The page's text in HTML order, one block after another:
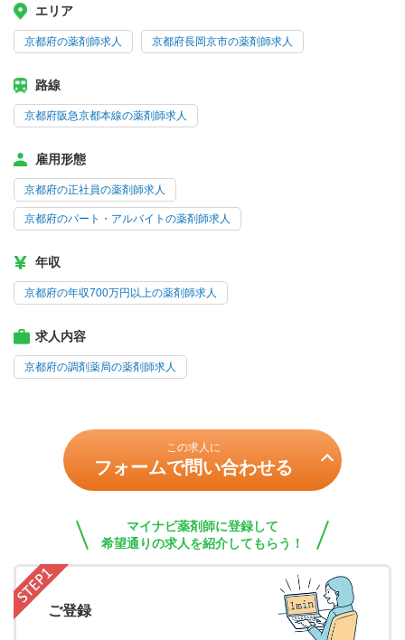
エリア
京都府の薬剤師求人 京都府長岡京市の薬剤師求人
路線
京都府阪急京都本線の薬剤師求人
雇用形態
京都府の正社員の薬剤師求人
京都府のパート・アルバイトの薬剤師求人
年収
京都府の年収700万円以上の薬剤師求人
求人内容
京都府の調剤薬局の薬剤師求人
この求人に
フォームで問い合わせる
マイナビ薬剤師に登録して
希望通りの求人を紹介してもらう！
ご登録